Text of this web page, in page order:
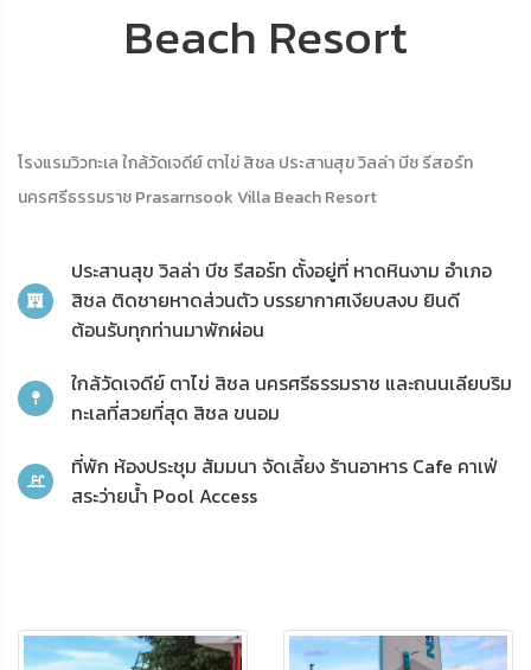
Beach Resort
โรงแรมวิวทะเล ใกล้วัดเจดีย์ ตาไข่ สิชล ประสานสุข วิลล่า บีช รีสอร์ท
นครศรีธรรมราช Prasarnsook Villa Beach Resort
ประสานสุข วิลล่า บีช รีสอร์ท ตั้งอยู่ที่ หาดหินงาม อำเภอ
สิชล ติดชายหาดส่วนตัว บรรยากาศเงียบสงบ ยินดี
ต้อนรับทุกท่านมาพักผ่อน
ใกล้วัดเจดีย์ ตาไข่ สิชล นครศรีธรรมราช และถนนเลียบริม
ทะเลที่สวยที่สุด สิชล ขนอม
ที่พัก ห้องประชุม สัมมนา จัดเลี้ยง ร้านอาหาร Cafe คาเฟ่
สระว่ายน้ำ Pool Access